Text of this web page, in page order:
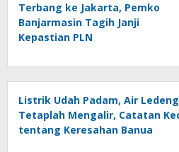
Terbang ke Jakarta, Pemko
Banjarmasin Tagih Janji
Kepastian PLN
Listrik Udah Padam, Air Ledeng
Tetaplah Mengalir, Catatan
tentang Keresahan Banua